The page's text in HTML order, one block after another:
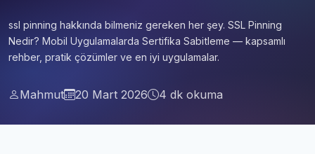
ssl pinning hakkında bilmeniz gereken her şey. SSL Pinning
Nedir? Mobil Uygulamalarda Sertifika Sabitleme — kapsamlı
rehber, pratik çözümler ve en iyi uygulamalar.
Mahmut 20 Mart 2026 4 dk okuma